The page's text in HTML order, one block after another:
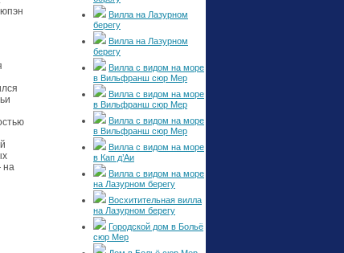
на
Вилла на Лазурном
берегу
Вилла на Лазурном
берегу
Вилла с видом на море
в Вильфранш сюр Мер
Вилла с видом на море
в Вильфранш сюр Мер
Вилла с видом на море
в Вильфранш сюр Мер
Вилла с видом на море
в Кап д’Аи
Вилла с видом на море
на Лазурном берегу
Восхитительная вилла
на Лазурном берегу
Городской дом в Больё
сюр Мер